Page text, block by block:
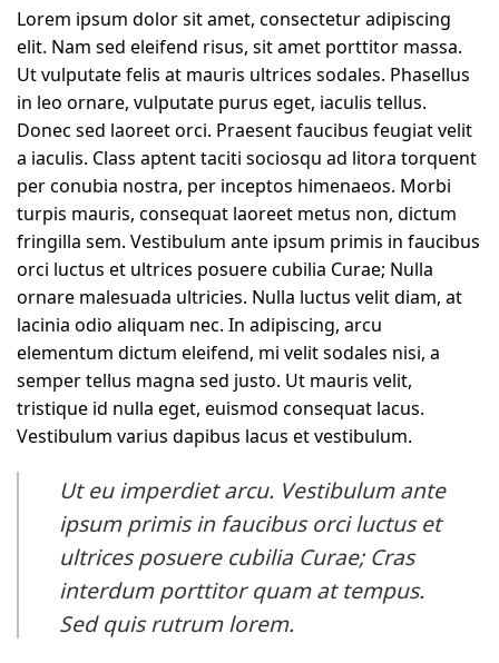
Lorem ipsum dolor sit amet, consectetur adipiscing
elit. Nam sed eleifend risus, sit amet porttitor massa.
Ut vulputate felis at mauris ultrices sodales. Phasellus
in leo ornare, vulputate purus eget, iaculis tellus.
Donec sed laoreet orci. Praesent faucibus feugiat velit
a iaculis. Class aptent taciti sociosqu ad litora torquent
per conubia nostra, per inceptos himenaeos. Morbi
turpis mauris, consequat laoreet metus non, dictum
fringilla sem. Vestibulum ante ipsum primis in faucibus
orci luctus et ultrices posuere cubilia Curae; Nulla
ornare malesuada ultricies. Nulla luctus velit diam, at
lacinia odio aliquam nec. In adipiscing, arcu
elementum dictum eleifend, mi velit sodales nisi, a
semper tellus magna sed justo. Ut mauris velit,
tristique id nulla eget, euismod consequat lacus.
Vestibulum varius dapibus lacus et vestibulum.
Ut eu imperdiet arcu. Vestibulum ante
ipsum primis in faucibus orci luctus et
ultrices posuere cubilia Curae; Cras
interdum porttitor quam at tempus.
Sed quis rutrum lorem.